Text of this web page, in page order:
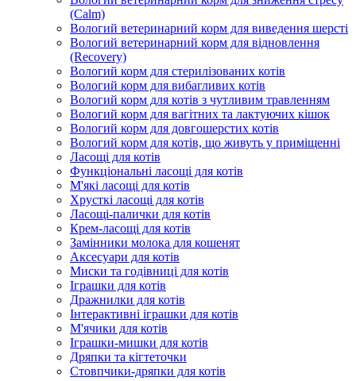
(Calm)
Вологий ветеринарний корм для виведення шерсті
Вологий ветеринарний корм для відновлення
(Recovery)
Вологий корм для стерилізованих котів
Вологий корм для вибагливих котів
Вологий корм для котів з чутливим травленням
Вологий корм для вагітних та лактуючих кішок
Вологий корм для довгошерстих котів
Вологий корм для котів, що живуть у приміщенні
Ласощі для котів
Функціональні ласощі для котів
М'які ласощі для котів
Хрусткі ласощі для котів
Ласощі-палички для котів
Крем-ласощі для котів
Замінники молока для кошенят
Аксесуари для котів
Миски та годівниці для котів
Іграшки для котів
Дражнилки для котів
Інтерактивні іграшки для котів
М'ячики для котів
Іграшки-мишки для котів
Дряпки та кігтеточки
Стовпчики-дряпки для котів